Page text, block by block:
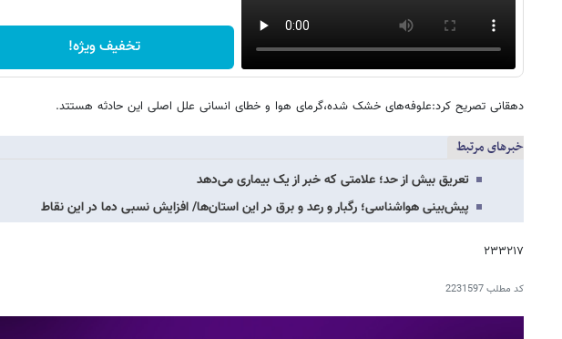
تخفیف ویژه!
دهقانی تصریح کرد:علوفه‌های خشک شده،گرمای هوا و خطای انسانی علل اصلی این حادثه هستتد.
خبرهای مرتبط
تعریق بیش از حد؛ علامتی که خبر از یک بیماری می‌دهد
پیش‌بینی هواشناسی؛ رگبار و رعد و برق در این استان‌ها/ افزایش نسبی دما در این نقاط
۲۳۳۲۱۷
کد مطلب2231597